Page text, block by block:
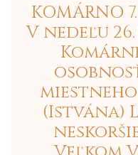
KOMÁRNO
V nedeľu
(Istvána)